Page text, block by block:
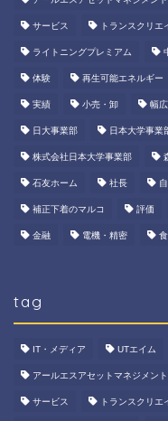
サービス トランスクリエ
ライトニングプレミアム
体験 再生可能エネルギー
実績 小売・卸 幅
日大事業部 日本大学事業
株式会社日本大学事業部
石友ホーム 社長
補正下着のマルコ 評価
金融 電機・精密
tag
IT・メディア UTエイム
アールエスアセットマネジメント
サービス トランスクリエ